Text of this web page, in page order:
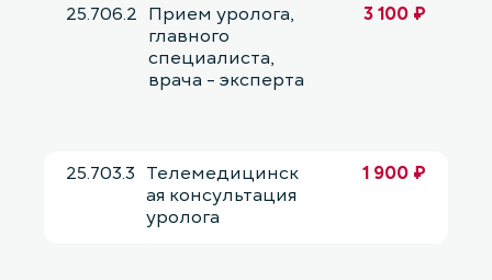
25.706.2 Прием уролога,
главного
специалиста,
врача - эксперта
3 100 ₽
25.703.3 Телемедицинск
ая консультация
уролога
1 900 ₽